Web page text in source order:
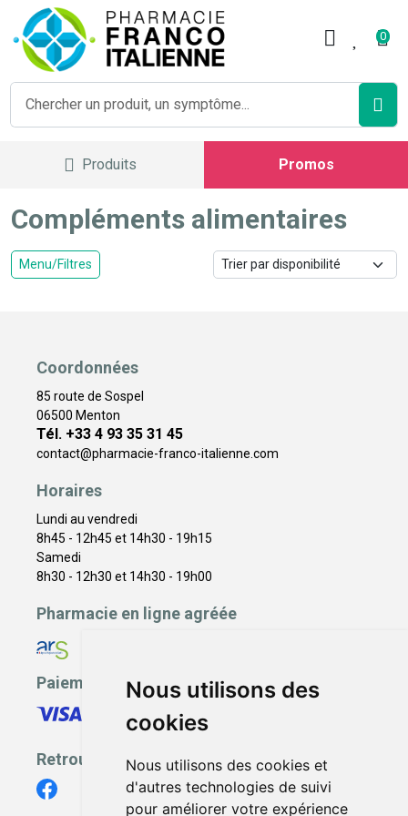
Nous utilisons des
cookies
Nous utilisons des cookies et
d'autres technologies de suivi
pour améliorer votre expérience
0
Produits Promos
Compléments alimentaires
Menu/Filtres
Coordonnées
85 route de Sospel
06500 Menton
Tél. +33 4 93 35 31 45
contact@pharmacie-franco-italienne.com
Horaires
Lundi au vendredi
8h45 - 12h45 et 14h30 - 19h15
Samedi
8h30 - 12h30 et 14h30 - 19h00
Pharmacie en ligne agréée
Paiement sécurisé
Retrouvez-nous